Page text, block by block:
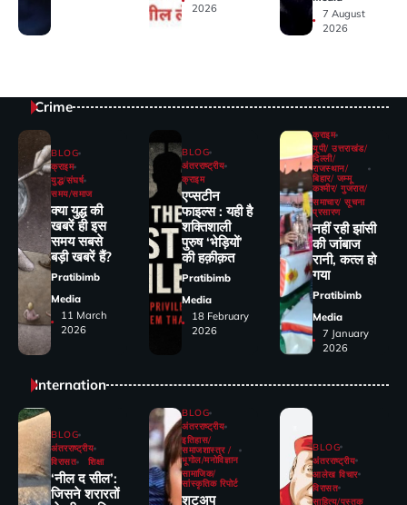
2026
7 August
2026
Crime
BLOG
क्राइम
युद्ध/संघर्ष
समय/समाज
क्या युद्ध की
खबरें ही इस
समय सबसे
बड़ी खबरें हैं?
Pratibimb
Media
11 March
2026
BLOG
अंतरराष्ट्रीय
क्राइम
एप्सटीन
फाइल्स : यही है
शक्तिशाली
पुरुष ‘भेड़ियों’
की हक़ीक़त
Pratibimb
Media
18 February
2026
क्राइम
यूपी/ उत्तराखंड/
दिल्ली/
राजस्थान/
बिहार/ जम्मू
कश्मीर/ गुजरात/
समाचार/ सूचना
प्रसारण
नहीं रही झांसी
की जांंबाज
रानी, कत्‍ल हो
गया
Pratibimb
Media
7 January
2026
Internation
BLOG
अंतरराष्ट्रीय
विरासत
शिक्षा
‘नील द सील’:
जिसने शरारतों
BLOG
अंतरराष्ट्रीय
इतिहास/
समाजशास्त्र /
भूगोल/मनोविज्ञान
सामाजिक/
सांस्कृतिक रिपोर्ट
शटअप
BLOG
अंतरराष्ट्रीय
आलेख विचार
विरासत
साहित्य/पुस्तक